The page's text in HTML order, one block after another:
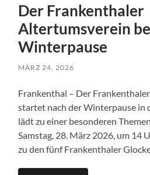
Der Frankenthaler
Altertumsverein
Winterpause
MÄRZ 24, 2026
Frankenthal – Der
startet nach der Winterpause in
lädt zu einer besonderen
Samstag, 28. März 2026, um 14
zu den fünf Frankenthaler